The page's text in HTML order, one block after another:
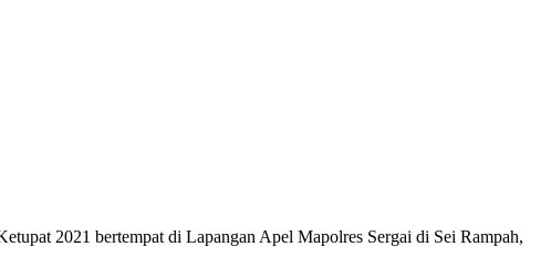
2021 bertempat di Lapangan Apel Mapolres Sergai di Sei Rampah,